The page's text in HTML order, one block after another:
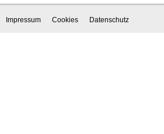
Impressum Cookies Datenschutz